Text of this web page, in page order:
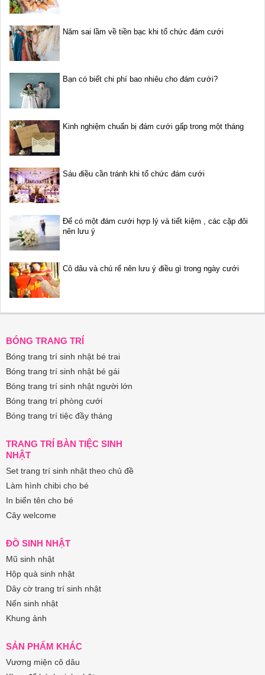
Năm sai lầm về tiền bạc khi tổ chức đám cưới
Bạn có biết chi phí bao nhiêu cho đám cưới?
Kinh nghiệm chuẩn bị đám cưới gấp trong một tháng
Sáu điều cần tránh khi tổ chức đám cưới
Để có một đám cưới hợp lý và tiết kiệm , các cặp đôi
nên lưu ý
Cô dâu và chú rể nên lưu ý điều gì trong ngày cưới
BÓNG TRANG TRÍ
Bóng trang trí sinh nhật bé trai
Bóng trang trí sinh nhật bé gái
Bóng trang trí sinh nhật người lớn
Bóng trang trí phòng cưới
Bóng trang trí tiệc đầy tháng
TRANG TRÍ BÀN TIỆC SINH
NHẬT
Set trang trí sinh nhật theo chủ đề
Làm hình chibi cho bé
In biển tên cho bé
Cây welcome
ĐỒ SINH NHẬT
Mũ sinh nhật
Hộp quà sinh nhật
Dây cờ trang trí sinh nhật
Nến sinh nhật
Khung ảnh
SẢN PHẨM KHÁC
Vương miện cô dâu